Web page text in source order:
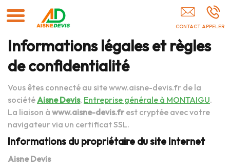
Informations légales et règles
de confidentialité
Vous êtes connecté au site www.aisne-devis.fr de la
sociétéAisne Devis, Entreprise générale à MONTAIGU.
La liaison à www.aisne-devis.fr est cryptée avec votre
navigateur via un certificat SSL.
Informations du propriétaire du site Internet
Aisne Devis